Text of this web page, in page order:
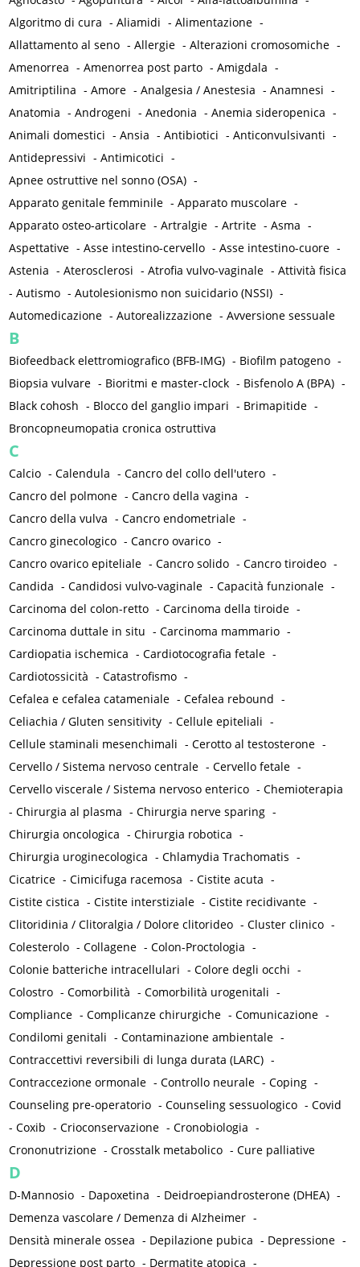
Algoritmo di cura -Aliamidi -Alimentazione -
Allattamento al seno -Allergie -Alterazioni cromosomiche -
Amenorrea -Amenorrea post parto -Amigdala -
Amitriptilina -Amore -Analgesia / Anestesia -Anamnesi -
Anatomia -Androgeni -Anedonia -Anemia sideropenica -
Animali domestici -Ansia -Antibiotici -Anticonvulsivanti -
Antidepressivi -Antimicotici -
Apnee ostruttive nel sonno (OSA) -
Apparato genitale femminile -Apparato muscolare -
Apparato osteo-articolare -Artralgie -Artrite -Asma -
Aspettative -Asse intestino-cervello -Asse intestino-cuore -
Astenia -Aterosclerosi -Atrofia vulvo-vaginale -Attività fisica
-Autismo -Autolesionismo non suicidario (NSSI) -
Automedicazione -Autorealizzazione -Avversione sessuale
B
Biofeedback elettromiografico (BFB-IMG) - Biofilm patogeno -
Biopsia vulvare - Bioritmi e master-clock - Bisfenolo A (BPA) -
Black cohosh - Blocco del ganglio impari - Brimapitide -
Broncopneumopatia cronica ostruttiva
C
Calcio -Calendula -Cancro del collo dell'utero -
Cancro del polmone -Cancro della vagina -
Cancro della vulva -Cancro endometriale -
Cancro ginecologico -Cancro ovarico -
Cancro ovarico epiteliale -Cancro solido -Cancro tiroideo -
Candida -Candidosi vulvo-vaginale -Capacità funzionale -
Carcinoma del colon-retto -Carcinoma della tiroide -
Carcinoma duttale in situ -Carcinoma mammario -
Cardiopatia ischemica -Cardiotocografia fetale -
Cardiotossicità -Catastrofismo -
Cefalea e cefalea catameniale -Cefalea rebound -
Celiachia / Gluten sensitivity -Cellule epiteliali -
Cellule staminali mesenchimali -Cerotto al testosterone -
Cervello / Sistema nervoso centrale -Cervello fetale -
Cervello viscerale / Sistema nervoso enterico -Chemioterapia
-Chirurgia al plasma -Chirurgia nerve sparing -
Chirurgia oncologica -Chirurgia robotica -
Chirurgia uroginecologica -Chlamydia Trachomatis -
Cicatrice -Cimicifuga racemosa -Cistite acuta -
Cistite cistica -Cistite interstiziale -Cistite recidivante -
Clitoridinia / Clitoralgia / Dolore clitorideo -Cluster clinico -
Colesterolo -Collagene -Colon-Proctologia -
Colonie batteriche intracellulari -Colore degli occhi -
Colostro -Comorbilità -Comorbilità urogenitali -
Compliance -Complicanze chirurgiche -Comunicazione -
Condilomi genitali -Contaminazione ambientale -
Contraccettivi reversibili di lunga durata (LARC) -
Contraccezione ormonale -Controllo neurale -Coping -
Counseling pre-operatorio -Counseling sessuologico -Covid
-Coxib -Crioconservazione -Cronobiologia -
Crononutrizione -Crosstalk metabolico -Cure palliative
D
D-Mannosio - Dapoxetina - Deidroepiandrosterone (DHEA) -
Demenza vascolare / Demenza di Alzheimer -
Densità minerale ossea - Depilazione pubica - Depressione -
Depressione post parto - Dermatite atopica -